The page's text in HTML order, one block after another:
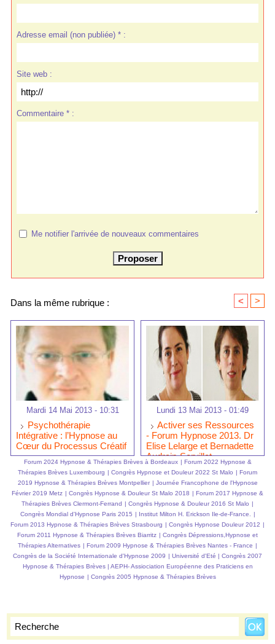
Adresse email (non publiée) * :
Site web :
Commentaire * :
Me notifier l'arrivée de nouveaux commentaires
Dans la même rubrique : < >
Mardi 14 Mai 2013 - 10:31
Psychothérapie
Intégrative : l’Hypnose au
Cœur du Processus Créatif
Lundi 13 Mai 2013 - 01:49
Activer ses Ressources
- Forum Hypnose 2013. Dr
Elise Lelarge et Bernadette
Audrain-Servillat
Forum 2024 Hypnose & Thérapies Brèves à Bordeaux | Forum 2022 Hypnose &
Thérapies Brèves Luxembourg | Congrès Hypnose et Douleur 2022 St Malo | Forum
2019 Hypnose & Thérapies Brèves Montpellier | Journée Francophone de l'Hypnose
Février 2019 Metz | Congrès Hypnose & Douleur St Malo 2018 | Forum 2017 Hypnose &
Thérapies Brèves Clermont-Ferrand | Congrès Hypnose & Douleur 2016 St Malo |
Congrès Mondial d'Hypnose Paris 2015 | Institut Milton H. Erickson Ile-de-France. |
Forum 2013 Hypnose & Thérapies Brèves Strasbourg | Congrès Hypnose Douleur 2012 |
Forum 2011 Hypnose & Thérapies Brèves Biarritz | Congrès Dépressions,Hypnose et
Thérapies Alternatives | Forum 2009 Hypnose & Thérapies Brèves Nantes - France |
Congrès de la Société Internationale d'Hypnose 2009 | Université d'Eté | Congrès 2007
Hypnose & Thérapies Brèves | AEPH- Assiociation Européenne des Praticiens en
Hypnose | Congrès 2005 Hypnose & Thérapies Brèves